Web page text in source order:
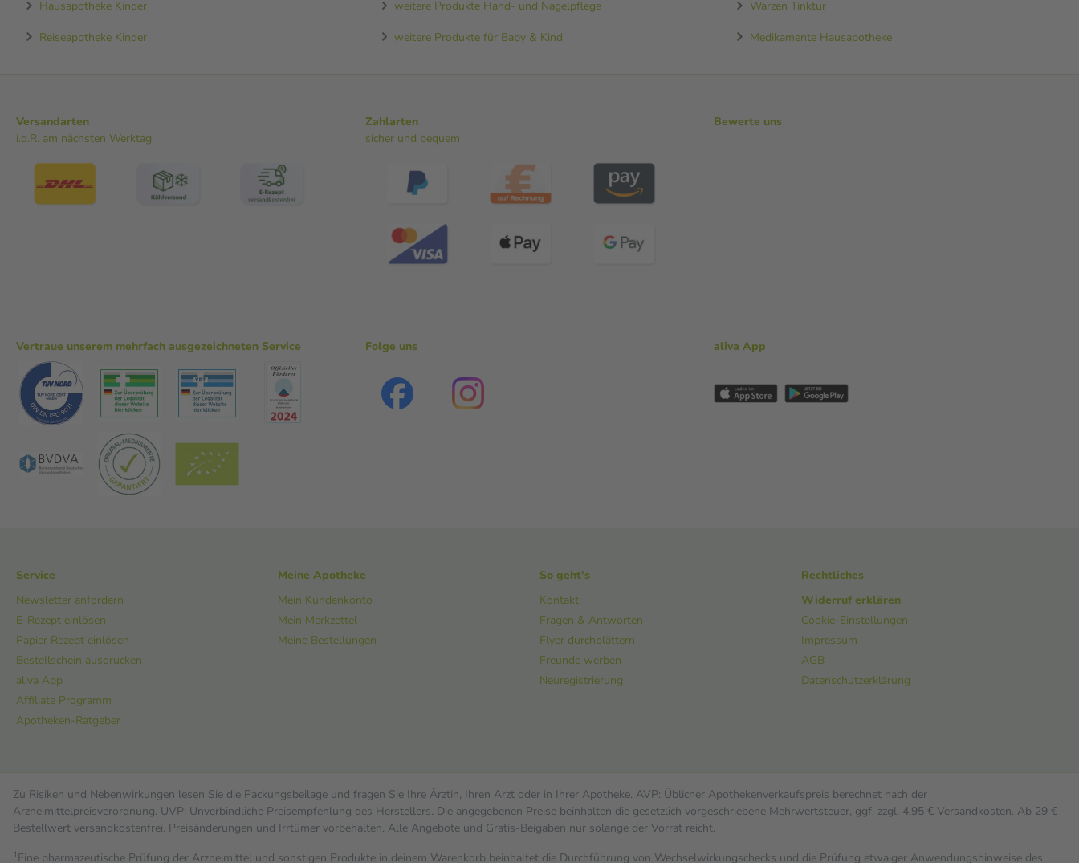
Hausapotheke Kinder weitere Produkte Hand- und Nagelpflege Warzen Tinktur
Reiseapotheke Kinder weitere Produkte für Baby & Kind Medikamente Hausapotheke
Versandarten
i.d.R. am nächsten Werktag
Zahlarten
sicher und bequem
Bewerte uns
Vertraue unserem mehrfach ausgezeichneten Service Folge uns aliva App
Service
Newsletter anfordern
E-Rezept einlösen
Papier Rezept einlösen
Bestellschein ausdrucken
aliva App
Affiliate Programm
Apotheken-Ratgeber
Meine Apotheke
Mein Kundenkonto
Mein Merkzettel
Meine Bestellungen
So geht's
Kontakt
Fragen & Antworten
Flyer durchblättern
Freunde werben
Neuregistrierung
Rechtliches
Widerruf erklären
Cookie-Einstellungen
Impressum
AGB
Datenschutzerklärung
Zu Risiken und Nebenwirkungen lesen Sie die Packungsbeilage und fragen Sie Ihre Ärztin, Ihren Arzt oder in Ihrer Apotheke. AVP: Üblicher Apothekenverkaufspreis berechnet nach der
Arzneimittelpreisverordnung. UVP: Unverbindliche Preisempfehlung des Herstellers. Die angegebenen Preise beinhalten die gesetzlich vorgeschriebene Mehrwertsteuer, ggf. zzgl. 4,95 € Versandkosten. Ab 29 €
Bestell­wert versand­kosten­frei. Preisänderungen und Irrtümer vorbehalten. Alle Angebote und Gratis-Beigaben nur solange der Vorrat reicht.
1Eine pharmazeutische Prüfung der Arzneimittel und sonstigen Produkte in deinem Warenkorb beinhaltet die Durchführung von Wechselwirkungschecks und die Prüfung etwaiger Anwendungshinweise des